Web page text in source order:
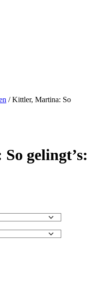
/ Kittler, Martina: So
gelingt’s: